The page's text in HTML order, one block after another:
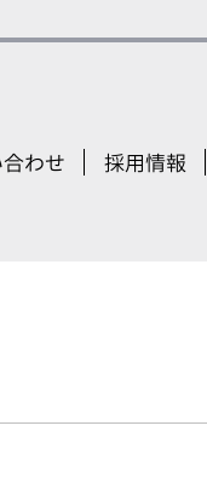
わせ 採用情報